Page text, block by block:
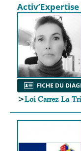
>Loi Carrez La